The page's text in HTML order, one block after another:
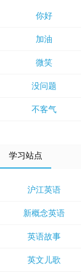
你好
加油
微笑
没问题
不客气
学习站点
沪江英语
新概念英语
英语故事
英文儿歌